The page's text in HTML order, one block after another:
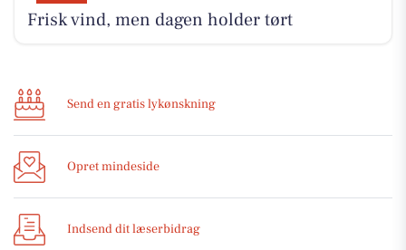
Frisk vind, men dagen holder tørt
Send en gratis lykønskning
Opret mindeside
Indsend dit læserbidrag